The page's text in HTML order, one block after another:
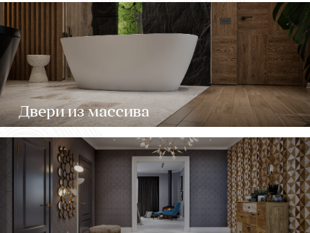
Двери из массива